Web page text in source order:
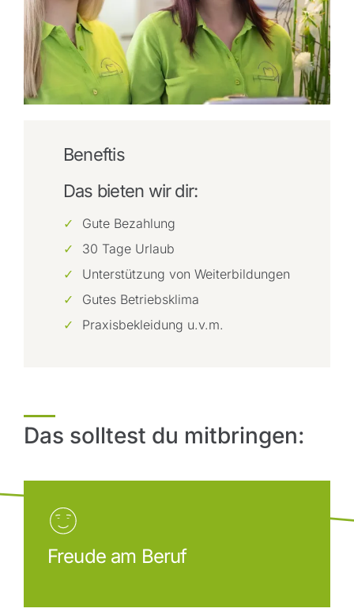
Beneftis
Das bieten wir dir:
Gute Bezahlung
30 Tage Urlaub
Unterstützung von Weiterbildungen
Gutes Betriebsklima
Praxisbekleidung u.v.m.
Das solltest du mitbringen:
Freude am Beruf